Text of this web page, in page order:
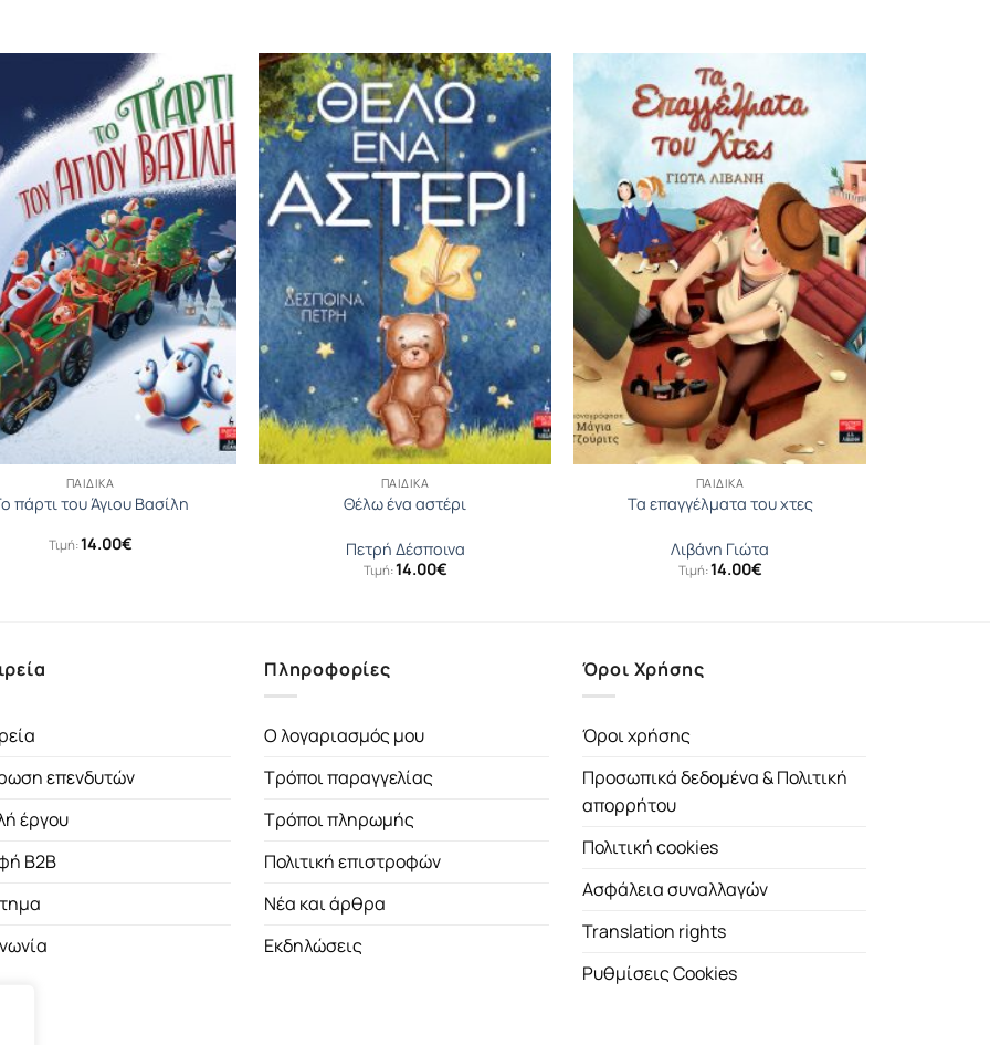
ΠΑΙΔΙΚΆ
πάρτι του Άγιου Βασίλη
Τιμή:14.00€
ΠΑΙΔΙΚΆ
Θέλω ένα αστέρι
Πετρή Δέσποινα
Τιμή:14.00€
ΠΑΙΔΙΚΆ
Τα επαγγέλματα του χτες
Λιβάνη Γιώτα
Τιμή:14.00€
επενδυτών
έργου
B2B
Πληροφορίες
Ο λογαριασμός μου
Τρόποι παραγγελίας
Τρόποι πληρωμής
Πολιτική επιστροφών
Νέα και άρθρα
Εκδηλώσεις
Όροι Χρήσης
Όροι χρήσης
Προσωπικά δεδομένα & Πολιτική
απορρήτου
Πολιτική cookies
Ασφάλεια συναλλαγών
Translation rights
Ρυθμίσεις Cookies